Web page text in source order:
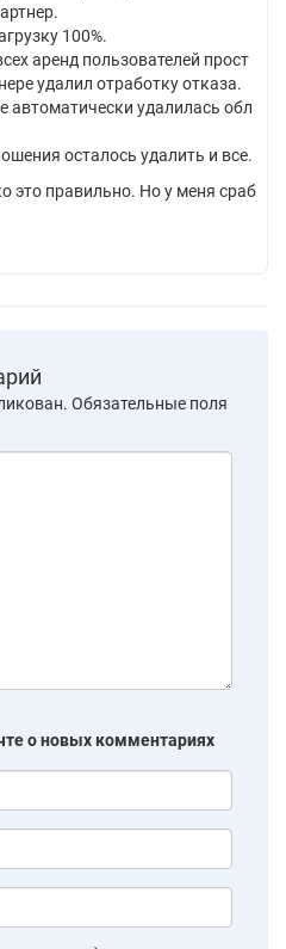
100%.
аренд пользователей прост
удалил отработку отказа.
автоматически удалилась обл
осталось удалить и все.
это правильно. Но у меня сраб
Обязательные поля
о новых комментариях